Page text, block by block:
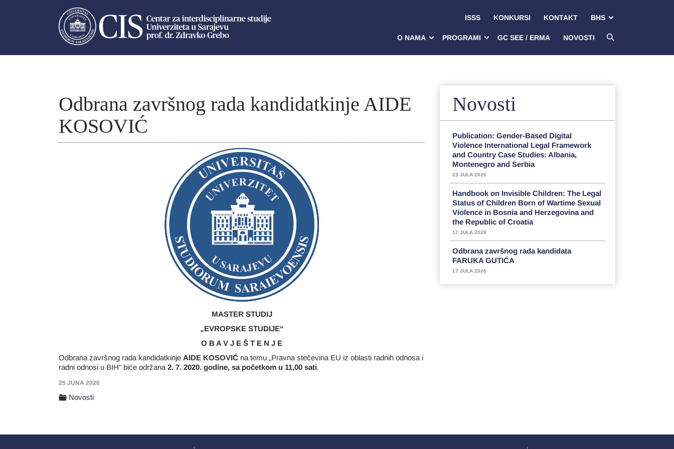
ISSS KONKURSI KONTAKT BHS
O NAMA PROGRAMI GC SEE / ERMA NOVOSTI
Odbrana završnog rada kandidatkinje AIDE
KOSOVIĆ
MASTER STUDIJ
„EVROPSKE STUDIJE“
O B A V J E Š T E N J E
Odbrana završnog rada kandidatkinje AIDE KOSOVIĆ na temu „Pravna stečevina EU iz oblasti radnih odnosa i
radni odnosi u BIH“ biće održana 2. 7. 2020. godine, sa početkom u 11,00 sati.
25 JUNA 2020
Novosti
Novosti
Publication: Gender-Based Digital
Violence International Legal Framework
and Country Case Studies: Albania,
Montenegro and Serbia
23 JULA 2026
Handbook on Invisible Children: The Legal
Status of Children Born of Wartime Sexual
Violence in Bosnia and Herzegovina and
the Republic of Croatia
17 JULA 2026
Odbrana završnog rada kandidata
FARUKA GUTIĆA
17 JULA 2026